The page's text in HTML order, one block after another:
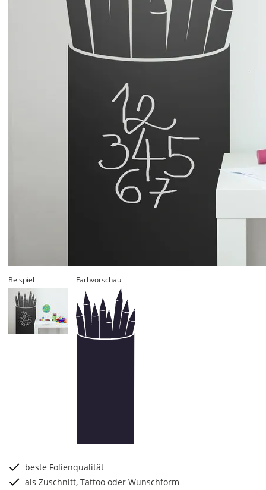
Beispiel Farbvorschau
beste Folienqualität
als Zuschnitt, Tattoo oder Wunschform